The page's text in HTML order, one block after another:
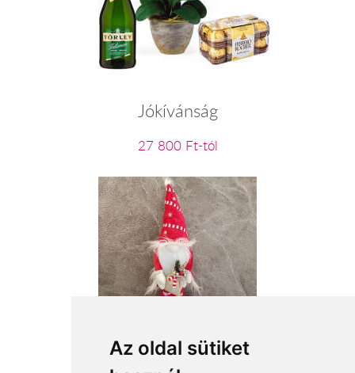
Az oldal sütiket
Jókívánság
27 800 Ft-tól
Mikulás manó